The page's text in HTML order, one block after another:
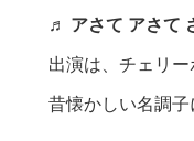
♬ アさて アさて
出演は、チェリー
昔懐かしい名調子